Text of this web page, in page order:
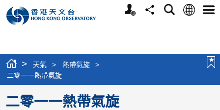
個
分
搜
語
選
> 天氣 > 熱帶氣旋
>
二零一一熱帶氣旋
二零一一熱帶氣旋